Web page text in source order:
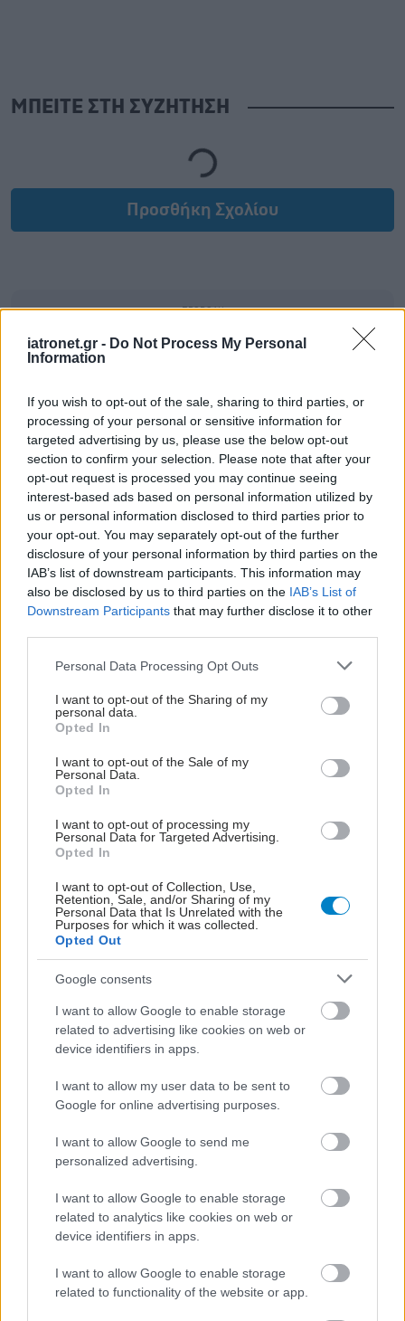
iatronet.gr - Do Not Process My Personal
Information
If you wish to opt-out of the sale, sharing to third parties, or
processing of your personal or sensitive information for
targeted advertising by us, please use the below opt-out
section to confirm your selection. Please note that after your
opt-out request is processed you may continue seeing
interest-based ads based on personal information utilized by
us or personal information disclosed to third parties prior to
your opt-out. You may separately opt-out of the further
disclosure of your personal information by third parties on the
IAB’s list of downstream participants. This information may
also be disclosed by us to third parties on the IAB’s List of
Downstream Participants that may further disclose it to other
Please note that this website/app uses one or more Google
not limited to your visit or usage behaviour. You may click to
grant or deny consent to Google and its third-party tags to
use your data for below specified purposes in below Google
consent section.
Personal Data Processing Opt Outs
I want to opt-out of the Sharing of my
personal data.
Opted In
I want to opt-out of the Sale of my
Personal Data.
Opted In
I want to opt-out of processing my
Personal Data for Targeted Advertising.
Opted In
I want to opt-out of Collection, Use,
Retention, Sale, and/or Sharing of my
Personal Data that Is Unrelated with the
Purposes for which it was collected.
Opted Out
Google consents
I want to allow Google to enable storage
related to advertising like cookies on web or
device identifiers in apps.
I want to allow my user data to be sent to
Google for online advertising purposes.
I want to allow Google to send me
personalized advertising.
I want to allow Google to enable storage
related to analytics like cookies on web or
device identifiers in apps.
I want to allow Google to enable storage
related to functionality of the website or app.
ΜΠΕΙΤΕ ΣΤΗ ΣΥΖΗΤΗΣΗ
Loading...
Προσθήκη Σχολίου
ΣΗΜΕΡΑ ΣΤΟ IATRONET.GR
Τραγανά και υγιεινά σνακ αντί για πατατάκια